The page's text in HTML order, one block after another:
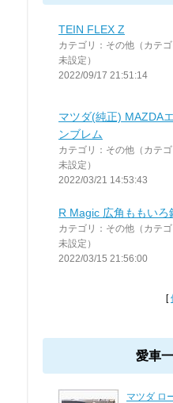
TEIN FLEX Z
カテゴリ：その他（カテゴ
未設定）
2022/09/17 21:51:14
マツダ(純正) MAZDAエ
ンブレム
カテゴリ：その他（カテゴ
未設定）
2022/03/21 14:53:43
R Magic 広角ももいろ
カテゴリ：その他（カテゴ
未設定）
2022/03/15 21:56:00
[
愛車
マツダ ロ